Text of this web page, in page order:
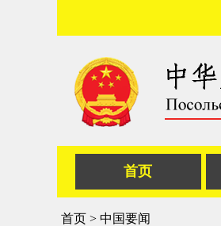
首页
首页 > 中国要闻